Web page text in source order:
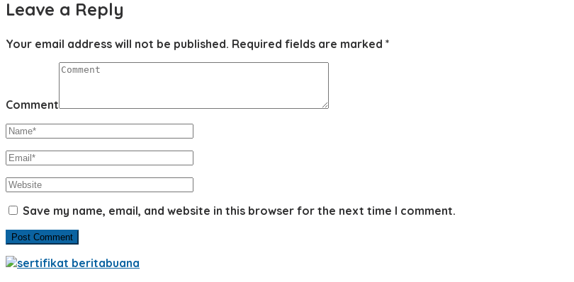
Leave a Reply
Your email address will not be published. Required fields are marked *
Comment
Save my name, email, and website in this browser for the next time I comment.